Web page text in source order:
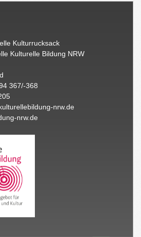
Kulturrucksack
Kulturelle Bildung NRW
367/-368
nrw.de
nrw.de